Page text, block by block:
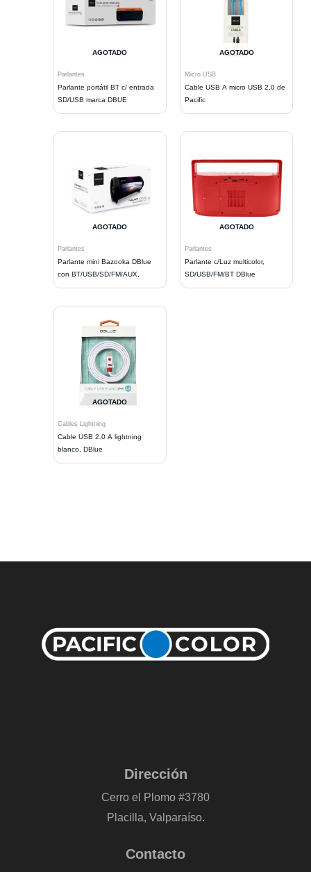
AGOTADO
Parlantes
Parlante portátil BT c/ entrada
SD/USB marca DBUE
AGOTADO
Micro USB
Cable USB A micro USB 2.0 de
Pacific
AGOTADO
Parlantes
Parlante mini Bazooka DBlue
con BT/USB/SD/FM/AUX,
AGOTADO
Parlantes
Parlante c/Luz multicolor,
SD/USB/FM/BT DBlue
AGOTADO
Cables Lightning
Cable USB 2.0 A lightning
blanco, DBlue
Dirección
Cerro el Plomo #3780
Placilla, Valparaíso.
Contacto